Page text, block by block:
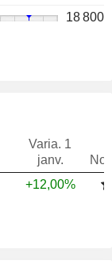
18 800
Varia. 1
janv.
+12,00%